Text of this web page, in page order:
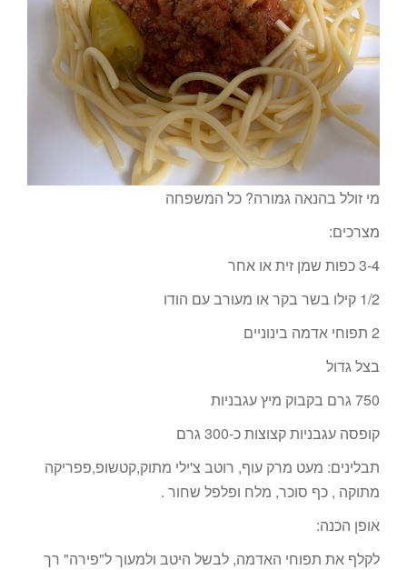
מי זולל בהנאה גמורה? כל המשפחה
מצרכים:
3-4 כפות שמן זית או אחר
1/2 קילו בשר בקר או מעורב עם הודו
2 תפוחי אדמה בינוניים
בצל גדול
750 גרם בקבוק מיץ עגבניות
קופסה עגבניות קצוצות כ-300 גרם
תבלינים: מעט מרק עוף, רוטב צ'ילי מתוק,קטשופ,פפריקה
מתוקה , כף סוכר, מלח ופלפל שחור .
אופן הכנה:
לקלף את תפוחי האדמה, לבשל היטב ולמעוך ל"פירה" רך